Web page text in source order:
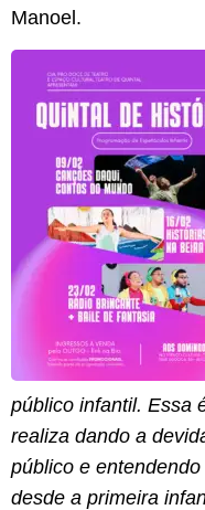
Manoel.
público infantil. Essa
realiza dando a
público e
desde a primeira